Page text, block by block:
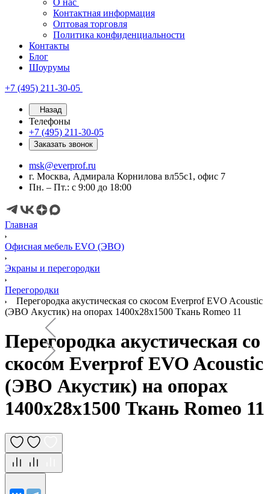
О нас
Контактная информация
Оптовая торговля
Политика конфиденциальности
Контакты
Блог
Шоурумы
+7 (495) 211-30-05
Назад
Телефоны
+7 (495) 211-30-05
Заказать звонок
msk@everprof.ru
г. Москва, Адмирала Корнилова вл55с1, офис 7
Пн. – Пт.: с 9:00 до 18:00
Главная
Офисная мебель EVO (ЭВО)
Экраны и перегородки
Перегородки
Перегородка акустическая со скосом Everprof EVO Acoustic
(ЭВО Акустик) на опорах 1400х28х1500 Ткань Romeo 11
Перегородка акустическая со
скосом Everprof EVO Acoustic
(ЭВО Акустик) на опорах
1400х28х1500 Ткань Romeo 11